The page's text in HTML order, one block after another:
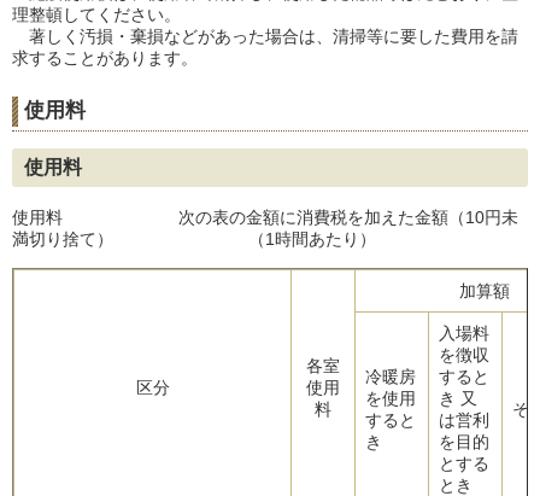
理整頓してください。
著しく汚損・棄損などがあった場合は、清掃等に要した費用を請
求することがあります。
使用料
使用料
使用料 次の表の金額に消費税を加えた金額（10円未
満切り捨て） （1時間あたり）
区分
各室
使用
料
加算額
冷暖房
を使用
すると
き
入場料
を徴収
すると
き 又
は営利
を目的
とする
とき
そ